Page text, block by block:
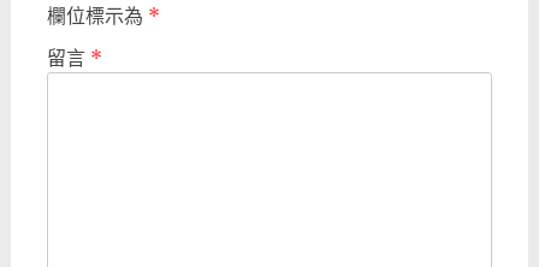
欄位標示為 *
留言 *